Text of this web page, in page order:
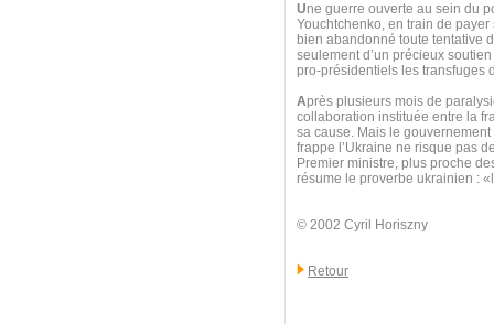
Une guerre ouverte au sein du
Youchtchenko, en train de
bien abandonné toute tentative
seulement d’un précieux
pro-présidentiels les transfuges
Après plusieurs mois de
collaboration instituée entre la
sa cause. Mais le
frappe l’Ukraine ne risque pas
Premier ministre, plus proche
résume le proverbe ukrainien :
© 2002 Cyril Horiszny
Retour